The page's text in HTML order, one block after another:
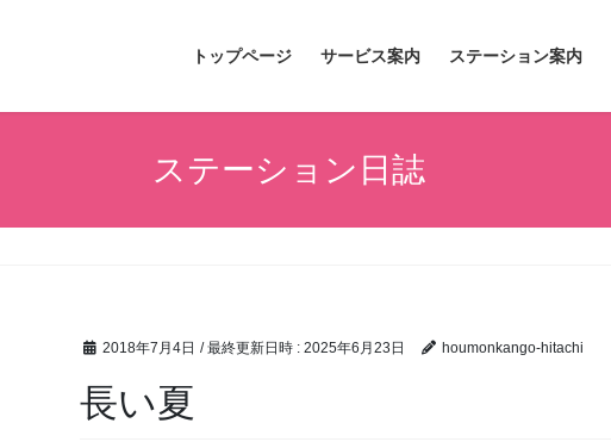
トップページ サービス案内 ステーション案内
ステーション日誌
2018年7月4日 / 最終更新日時 : 2025年6月23日 houmonkango-hitachi
長い夏